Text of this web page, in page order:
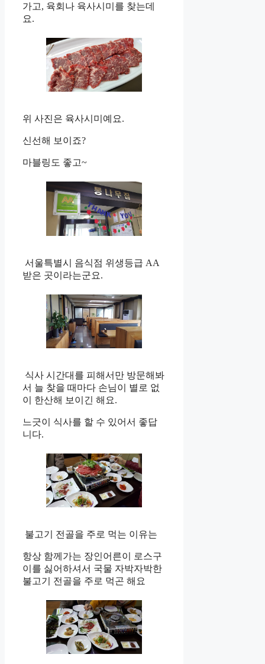
가고, 육회나 육사시미를 찾는데
요.
위 사진은 육사시미예요.
신선해 보이죠?
마블링도 좋고~
서울특별시 음식점 위생등급 AA
받은 곳이라는군요.
식사 시간대를 피해서만 방문해봐
서 늘 찾을 때마다 손님이 별로 없
이 한산해 보이긴 해요.
느긋이 식사를 할 수 있어서 좋답
니다.
불고기 전골을 주로 먹는 이유는
항상 함께가는 장인어른이 로스구
이를 싫어하셔서 국물 자박자박한
불고기 전골을 주로 먹곤 해요